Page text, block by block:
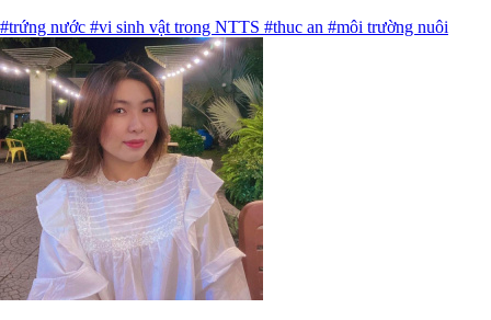
#trứng nước #vi sinh vật trong NTTS #thuc an #môi trường nuôi